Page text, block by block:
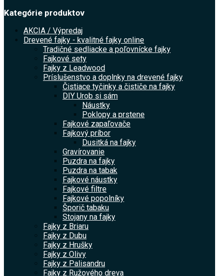
Kategórie produktov
AKCIA / Výpredaj
Drevené fajky - kvalitné fajky online
Tradičné sedliacke a poľovnícke fajky
Fajkové sety
Fajky z Leadwood
Príslušenstvo a doplnky na drevené fajky
Čistiace tyčinky a čističe na fajky
DIY Urob si sám
Náustky
Poklopy a prstene
Fajkové zapaľovače
Fajkový príbor
Dusitká na fajky
Gravírovanie
Puzdra na fajky
Puzdra na tabak
Fajkové náustky
Fajkové filtre
Fajkové popolníky
Šporič tabaku
Stojany na fajky
Fajky z Briaru
Fajky z Dubu
Fajky z Hrušky
Fajky z Olivy
Fajky z Palisandru
Fajky z Ružového dreva